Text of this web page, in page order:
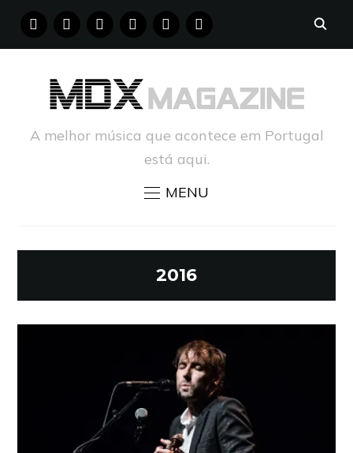
FACEBOOKINSTAGRAM
YOUTUBE PINTERESTTUMBLR
A melhor música que acontece em Portugal
está aqui.
MENU
2016